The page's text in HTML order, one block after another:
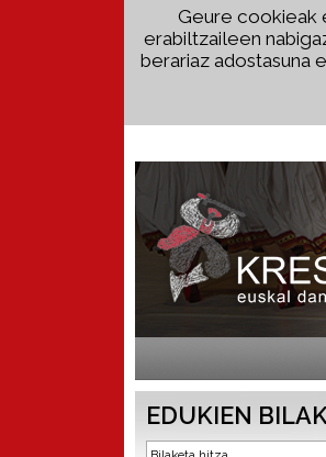
Geure cookieak
erabiltzaileen
berariaz adostasuna
EDUKIEN